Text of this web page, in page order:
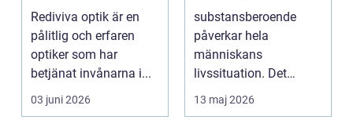
Uppsala
Rediviva optik är en
pålitlig och erfaren
optiker som har
betjänat invånarna i...
03 juni 2026
substansberoende
påverkar hela
människans
livssituation. Det
handlar sällan bara
om alkohol, narkoti...
13 maj 2026